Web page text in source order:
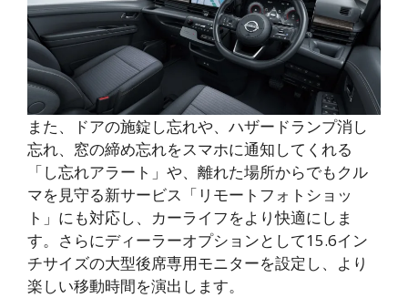
また、ドアの施錠し忘れや、ハザードランプ消し
忘れ、窓の締め忘れをスマホに通知してくれる
「し忘れアラート」や、離れた場所からでもクル
マを見守る新サービス「リモートフォトショッ
ト」にも対応し、カーライフをより快適にしま
す。さらにディーラーオプションとして15.6イン
チサイズの大型後席専用モニターを設定し、より
楽しい移動時間を演出します。